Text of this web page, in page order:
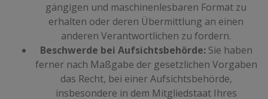
gängigen und maschinenlesbaren Format zu
erhalten oder deren Übermittlung an einen
anderen Verantwortlichen zu fordern.
Beschwerde bei Aufsichtsbehörde:Sie haben
ferner nach Maßgabe der gesetzlichen Vorgaben
das Recht, bei einer Aufsichtsbehörde,
insbesondere in dem Mitgliedstaat Ihres